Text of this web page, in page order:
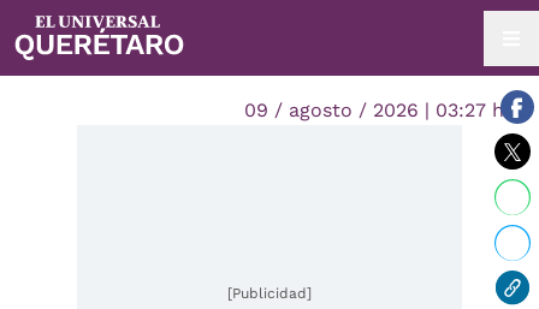
09 / agosto / 2026 | 03:27 hrs.
[Publicidad]